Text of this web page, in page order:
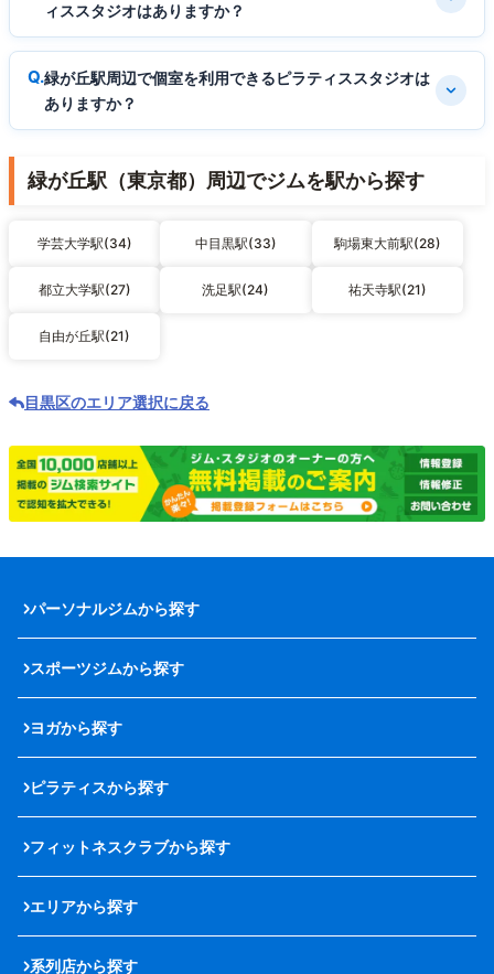
ィススタジオはありますか？
緑が丘駅周辺で個室を利用できるピラティススタジオは
ありますか？
緑が丘駅（東京都）周辺でジムを駅から探す
学芸大学駅(34) 中目黒駅(33) 駒場東大前駅(28)
都立大学駅(27) 洗足駅(24) 祐天寺駅(21)
自由が丘駅(21)
目黒区のエリア選択に戻る
パーソナルジムから探す
スポーツジムから探す
ヨガから探す
ピラティスから探す
フィットネスクラブから探す
エリアから探す
系列店から探す